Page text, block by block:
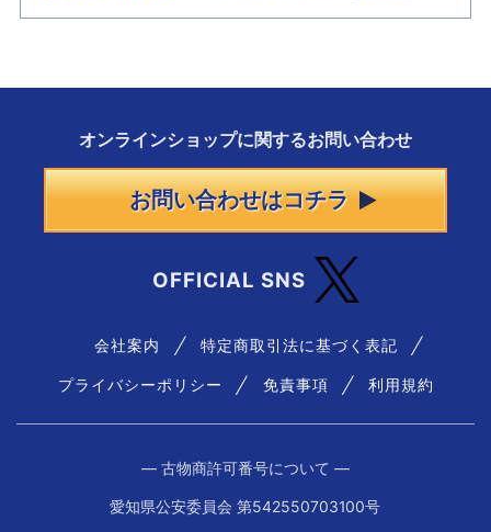
オンラインショップに関するお問い合わせ
お問い合わせはコチラ
OFFICIAL SNS
会社案内 特定商取引法に基づく表記
プライバシーポリシー 免責事項 利用規約
― 古物商許可番号について ―
愛知県公安委員会 第542550703100号